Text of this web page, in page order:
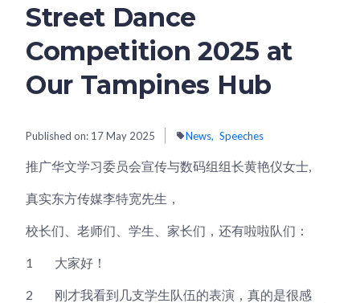
Street Dance
Competition 2025 at
Our Tampines Hub
Published on: 17 May 2025 News Speeches
推广华文学习委员会宣传与数码组组长黄艳仪女士,
真实东方传媒李特宽先生，
校长们、老师们、学生、家长们，还有啦啦队们：
1 大家好！
2
刚才我看到几支学生队伍的表演，真的是很感